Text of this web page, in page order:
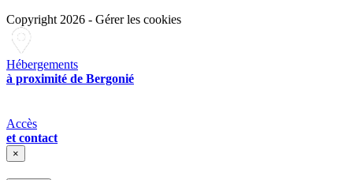
Copyright 2026 - Gérer les cookies
Hébergements
à proximité de Bergonié
Accès
et contact
×